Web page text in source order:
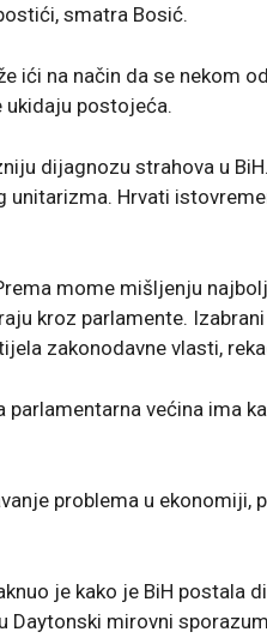
smatra Bosić.
ići na način da se nekom
ukidaju postojeća.
dijagnozu strahova u
unitarizma. Hrvati
mome mišljenju
kroz parlamente.
zakonodavne vlasti,
parlamentarna većina ima
problema u ekonomiji,
je kako je BiH postala
Daytonski mirovni